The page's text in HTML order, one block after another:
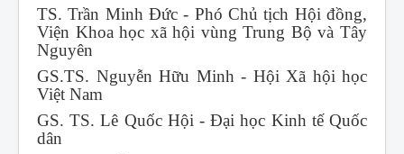
TS. Trần Minh Đức - Phó Chủ tịch Hội đồng,
Viện Khoa học xã hội vùng Trung Bộ và Tây
Nguyên
GS.TS. Nguyễn Hữu Minh - Hội Xã hội học
Việt Nam
GS. TS. Lê Quốc Hội - Đại học Kinh tế Quốc
dân